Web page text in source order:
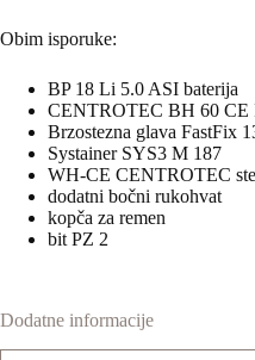
Obim isporuke:
BP 18 Li 5.0 ASI baterija
CENTROTEC BH 60 CE
Brzostezna glava FastFix
Systainer SYS3 M 187
WH-CE CENTROTEC
dodatni bočni rukohvat
kopča za remen
bit PZ 2
Dodatne informacije